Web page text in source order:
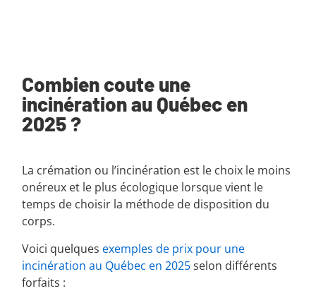
Combien coute une
incinération au Québec en
2025 ?
La crémation ou l’incinération est le choix le moins
onéreux et le plus écologique lorsque vient le
temps de choisir la méthode de disposition du
corps.
Voici quelques exemples de prix pour une
incinération au Québec en 2025selon différents
forfaits :